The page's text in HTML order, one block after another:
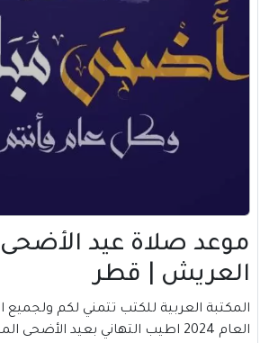
العريش | قطر
المكتبة العربية للكتب تتمني لكم
العام 2024 اطيب التهاني بعيد الأضحى